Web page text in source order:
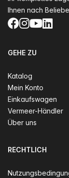
Ihnen nach
Facebook
Instagram
YouTube
GEHE ZU
Katalog
Mein Konto
Einkaufswagen
Vermeer-Händler
Über uns
RECHTLICH